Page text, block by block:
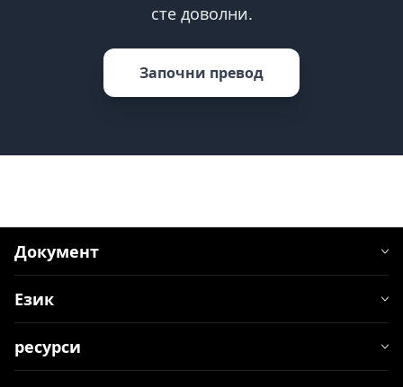
сте доволни.
Започни превод
Документ
Език
ресурси